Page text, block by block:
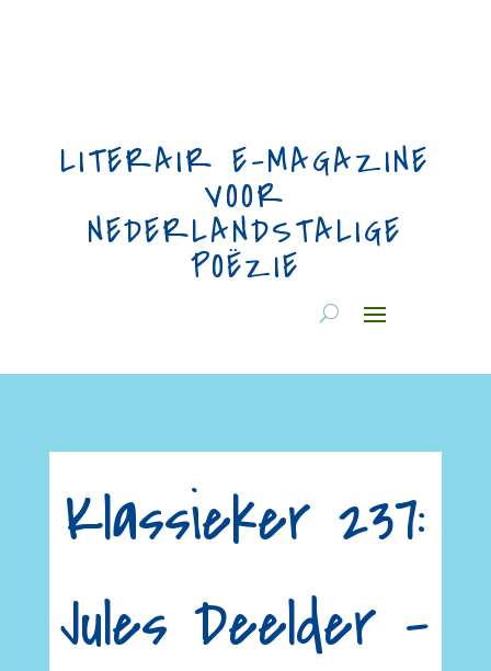
LITERAIR E-MAGAZINE
VOOR
NEDERLANDSTALIGE
POËZIE
Klassieker 237:
Jules Deelder –